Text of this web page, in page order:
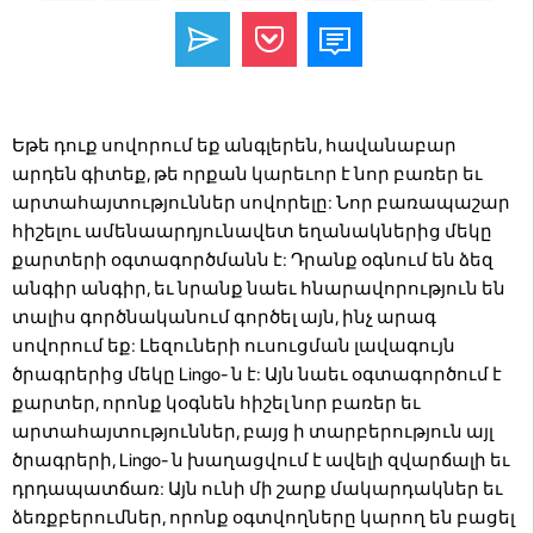
Եթե ​​դուք սովորում եք անգլերեն, հավանաբար
արդեն գիտեք, թե որքան կարեւոր է նոր բառեր եւ
արտահայտություններ սովորելը: Նոր բառապաշար
հիշելու ամենաարդյունավետ եղանակներից մեկը
քարտերի օգտագործմանն է: Դրանք օգնում են ձեզ
անգիր անգիր, եւ նրանք նաեւ հնարավորություն են
տալիս գործնականում գործել այն, ինչ արագ
սովորում եք: Լեզուների ուսուցման լավագույն
ծրագրերից մեկը Lingo- ն է: Այն նաեւ օգտագործում է
քարտեր, որոնք կօգնեն հիշել նոր բառեր եւ
արտահայտություններ, բայց ի տարբերություն այլ
ծրագրերի, Lingo- ն խաղացվում է ավելի զվարճալի եւ
դրդապատճառ: Այն ունի մի շարք մակարդակներ եւ
ձեռքբերումներ, որոնք օգտվողները կարող են բացել